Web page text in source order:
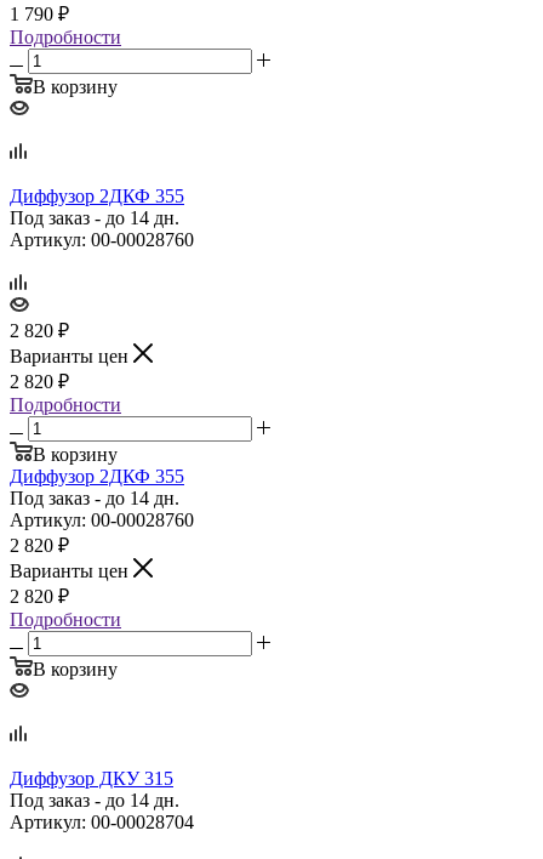
1 790 ₽
Подробности
В корзину
Диффузор 2ДКФ 355
Под заказ - до 14 дн.
Артикул: 00-00028760
2 820 ₽
Варианты цен
2 820 ₽
Подробности
В корзину
Диффузор 2ДКФ 355
Под заказ - до 14 дн.
Артикул: 00-00028760
2 820 ₽
Варианты цен
2 820 ₽
Подробности
В корзину
Диффузор ДКУ 315
Под заказ - до 14 дн.
Артикул: 00-00028704